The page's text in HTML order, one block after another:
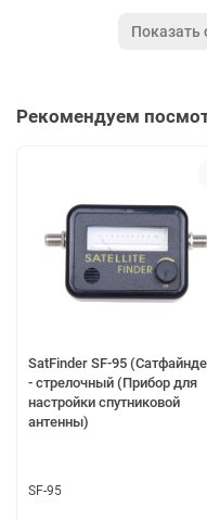
телевидения:
Источник сигнала
Тип приемника
Качество
Интерфейсы USB,
(Jack 3,5 мм TRRS)
Функции Timeshift
ТВ-почта, Телеархив
Дополнительные
Число телеканалов
списку «Избранное»
Показать
Рекомендуем
SatFinder SF-95
- стрелочный (Прибор для
настройки спутниковой
антенны)
SF-95